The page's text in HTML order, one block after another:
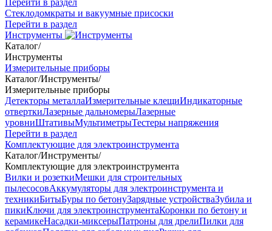
Перейти в раздел
Стеклодомкраты и вакуумные присоски
Перейти в раздел
Инструменты
Каталог/
Инструменты
Измерительные приборы
Каталог/Инструменты/
Измерительные приборы
Детекторы металлаИзмерительные клещиИндикаторные
отверткиЛазерные дальномерыЛазерные
уровниШтативыМультиметрыТестеры напряжения
Перейти в раздел
Комплектующие для электроинструмента
Каталог/Инструменты/
Комплектующие для электроинструмента
Вилки и розеткиМешки для строительных
пылесосовАккумуляторы для электроинструмента и
техникиБитыБуры по бетонуЗарядные устройстваЗубила и
пикиКлючи для электроинструментаКоронки по бетону и
керамикеНасадки-миксерыПатроны для дрелиПилки для